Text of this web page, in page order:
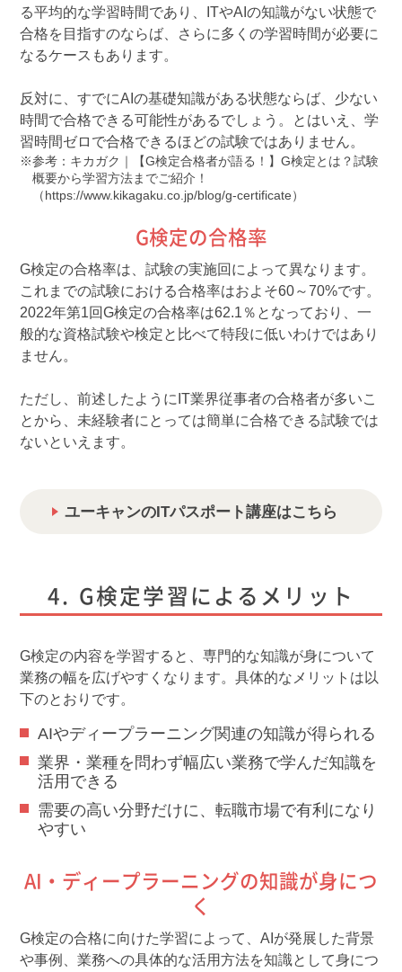
る平均的な学習時間であり、ITやAIの知識がない状態で
合格を目指すのならば、さらに多くの学習時間が必要に
なるケースもあります。
反対に、すでにAIの基礎知識がある状態ならば、少ない
時間で合格できる可能性があるでしょう。とはいえ、学
習時間ゼロで合格できるほどの試験ではありません。
参考：キカガク｜【G検定合格者が語る！】G検定とは？試験
概要から学習方法までご紹介！
（https://www.kikagaku.co.jp/blog/g-certificate）
G検定の合格率
G検定の合格率は、試験の実施回によって異なります。
これまでの試験における合格率はおよそ60～70%です。
2022年第1回G検定の合格率は62.1％となっており、一
般的な資格試験や検定と比べて特段に低いわけではあり
ません。
ただし、前述したようにIT業界従事者の合格者が多いこ
とから、未経験者にとっては簡単に合格できる試験では
ないといえます。
ユーキャンのITパスポート講座はこちら
G検定学習によるメリット
G検定の内容を学習すると、専門的な知識が身について
業務の幅を広げやすくなります。具体的なメリットは以
下のとおりです。
AIやディープラーニング関連の知識が得られる
業界・業種を問わず幅広い業務で学んだ知識を
活用できる
需要の高い分野だけに、転職市場で有利になり
やすい
AI・ディープラーニングの知識が身につ
く
G検定の合格に向けた学習によって、AIが発展した背景
や事例、業務への具体的な活用方法を知識として身につ